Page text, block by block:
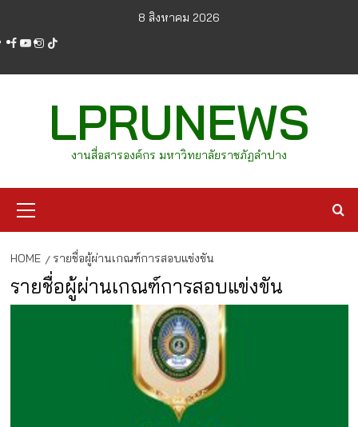
content
8 สิงหาคม 2026
facebook
youtube
instagram
tiktok
LPRUNEWS
งานสื่อสารองค์กร มหาวิทยาลัยราชภัฏลำปาง
Menu
HOME รายชื่อผู้ผ่านเกณฑ์การสอบแข่งขัน
รายชื่อผู้ผ่านเกณฑ์การสอบแข่งขัน